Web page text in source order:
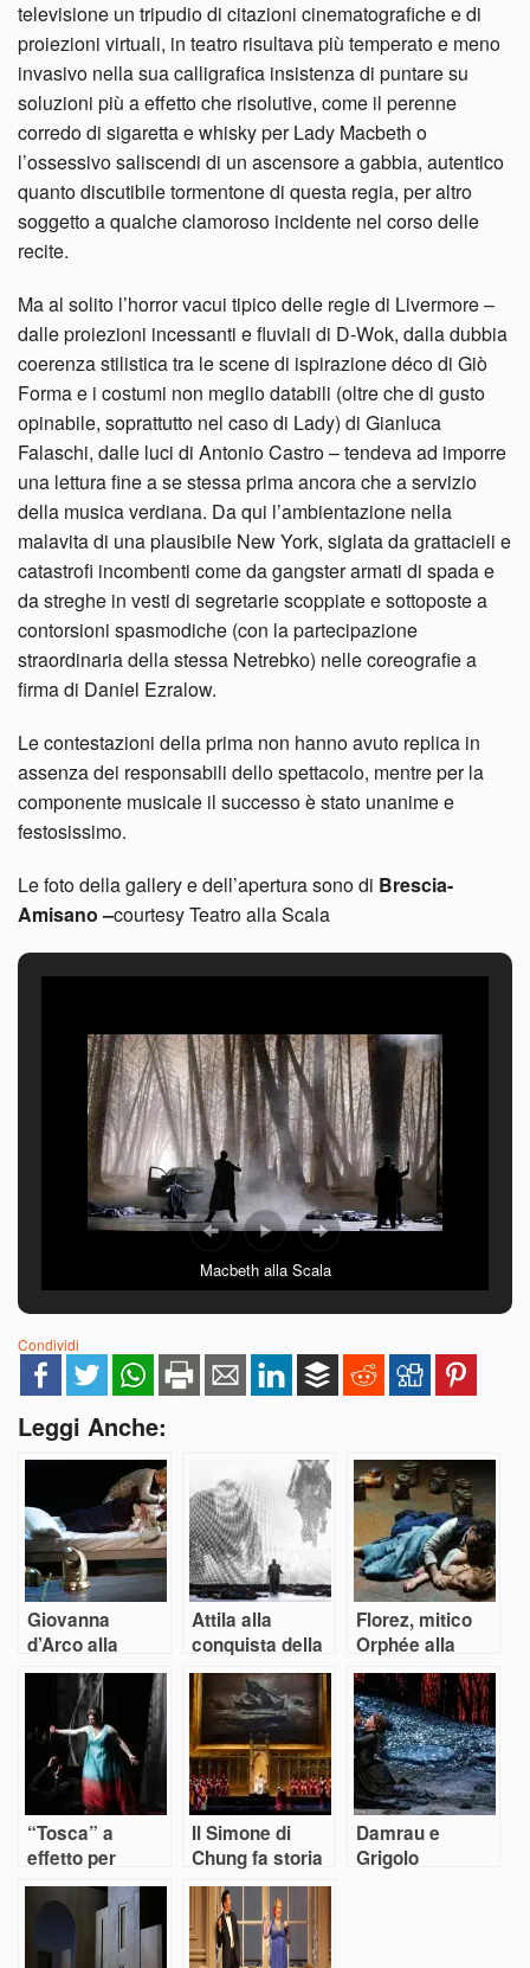
televisione un tripudio di citazioni cinematografiche e di
proiezioni virtuali, in teatro risultava più temperato e meno
invasivo nella sua calligrafica insistenza di puntare su
soluzioni più a effetto che risolutive, come il perenne
corredo di sigaretta e whisky per Lady Macbeth o
l’ossessivo saliscendi di un ascensore a gabbia, autentico
quanto discutibile tormentone di questa regia, per altro
soggetto a qualche clamoroso incidente nel corso delle
recite.
Ma al solito l’horror vacui tipico delle regie di Livermore –
dalle proiezioni incessanti e fluviali di D-Wok, dalla dubbia
coerenza stilistica tra le scene di ispirazione déco di Giò
Forma e i costumi non meglio databili (oltre che di gusto
opinabile, soprattutto nel caso di Lady) di Gianluca
Falaschi, dalle luci di Antonio Castro – tendeva ad imporre
una lettura fine a se stessa prima ancora che a servizio
della musica verdiana. Da qui l’ambientazione nella
malavita di una plausibile New York, siglata da grattacieli e
catastrofi incombenti come da gangster armati di spada e
da streghe in vesti di segretarie scoppiate e sottoposte a
contorsioni spasmodiche (con la partecipazione
straordinaria della stessa Netrebko) nelle coreografie a
firma di Daniel Ezralow.
Le contestazioni della prima non hanno avuto replica in
assenza dei responsabili dello spettacolo, mentre per la
componente musicale il successo è stato unanime e
festosissimo.
Le foto della gallery e dell’apertura sono di Brescia-
Amisano –courtesy Teatro alla Scala
Macbeth alla Scala
Condividi
Leggi Anche:
Giovanna
d’Arco alla
Scala
Attila alla
conquista della
Scala
Florez, mitico
Orphée alla
Scala
“Tosca” a
effetto per
l’apertura della
Scala di Milano
Il Simone di
Chung fa storia
alla Scala
Damrau e
Grigolo